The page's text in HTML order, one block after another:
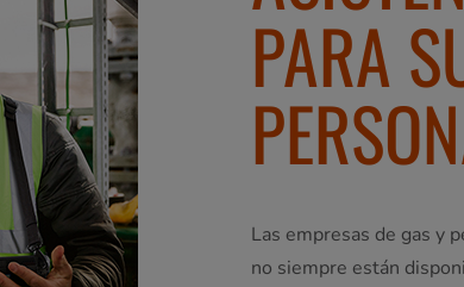
PARA
Las empresas de gas y
no siempre están